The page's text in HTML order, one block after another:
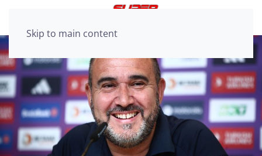
Skip to main content